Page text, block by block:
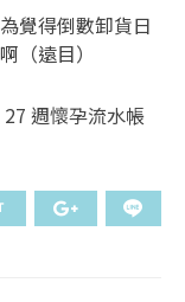
覺得倒數卸貨日
（遠目）
週懷孕流水帳